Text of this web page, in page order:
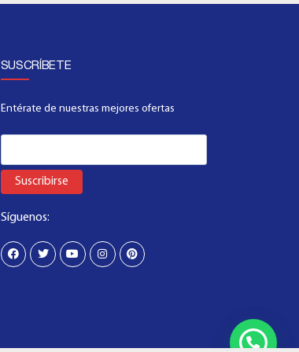
SUSCRÍBETE
Entérate de nuestras mejores ofertas
Suscribirse
Síguenos: